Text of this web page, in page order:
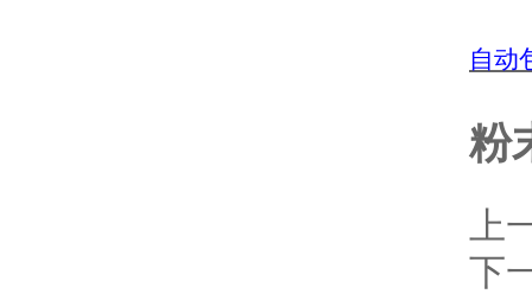
自动
粉
上
下